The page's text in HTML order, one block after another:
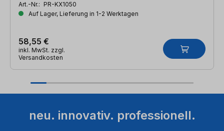
Art.-Nr.: PR-KX1050
Auf Lager, Lieferung in 1-2 Werktagen
58,55 €
inkl. MwSt. zzgl.
Versandkosten
neu. innovativ. professionell.